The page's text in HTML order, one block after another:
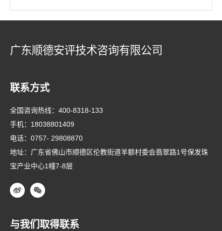
广东顺德安评技术咨询有限公司
联系方式
全国咨询热线： 400-8318-133
手机： 18038801409
电话： 0757- 29808870
地址：广东省佛山市顺德区伦教街道羊额村委会翡翠路1号保发珠
宝产业中心1幢7-8层
与我们取得联系